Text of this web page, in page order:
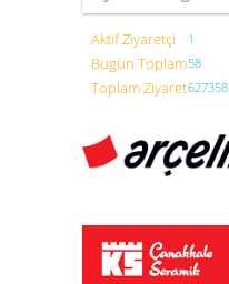
Aktif Ziyaretçi 1
Bugün Toplam58
Toplam Ziyaret627358